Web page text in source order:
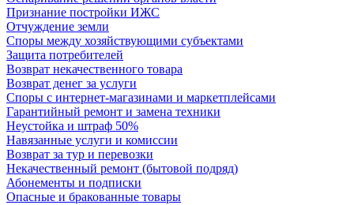
Признание постройки ИЖС
Отчуждение земли
Споры между хозяйствующими субъектами
Защита потребителей
Возврат некачественного товара
Возврат денег за услуги
Споры с интернет-магазинами и маркетплейсами
Гарантийный ремонт и замена техники
Неустойка и штраф 50%
Навязанные услуги и комиссии
Возврат за тур и перевозки
Некачественный ремонт (бытовой подряд)
Абонементы и подписки
Опасные и бракованные товары